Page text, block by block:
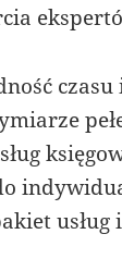
czasu
usług